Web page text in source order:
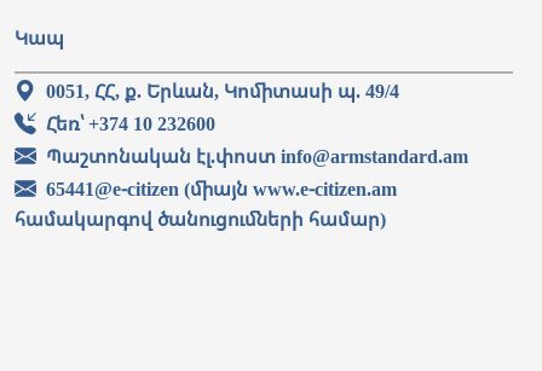
Կապ
0051, ՀՀ, ք. Երևան, Կոմիտասի պ. 49/4
Հեռ՝ +374 10 232600
Պաշտոնական էլ.փոստ info@armstandard.am
65441@e-citizen (միայն www.e-citizen.am
համակարգով ծանուցումների համար)